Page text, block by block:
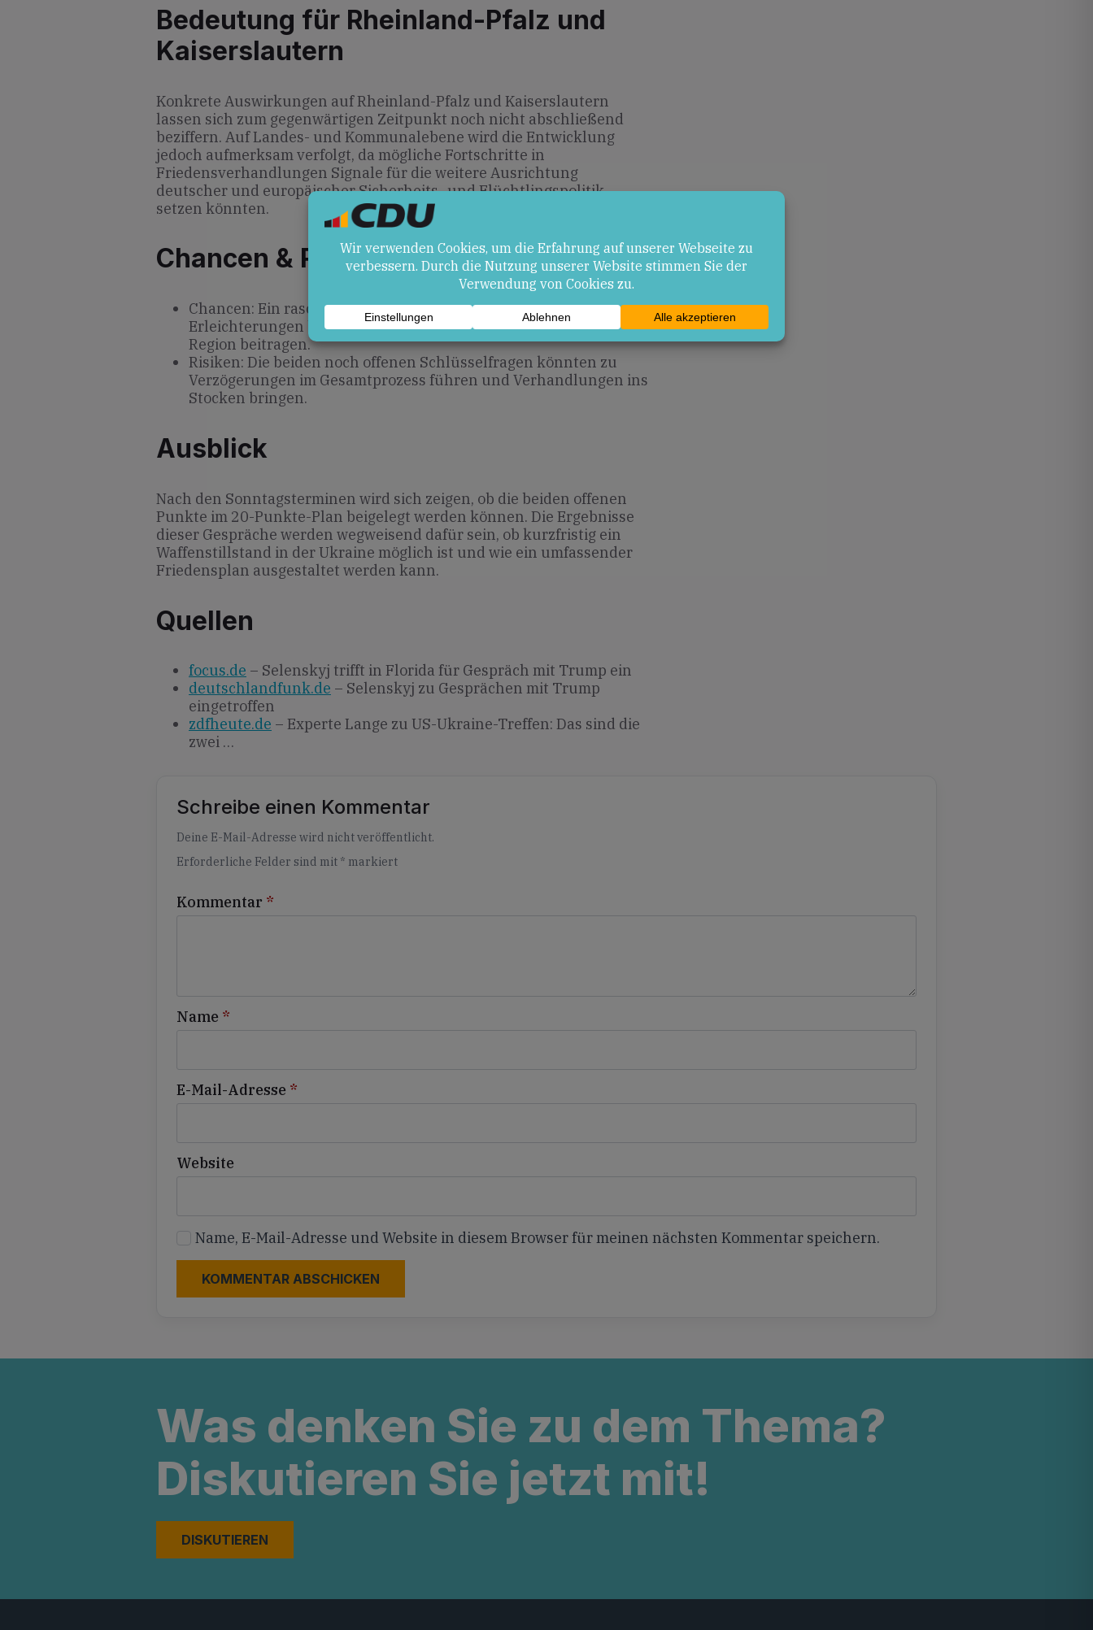
Bedeutung für Rheinland-Pfalz und
Kaiserslautern
Konkrete Auswirkungen auf Rheinland-Pfalz und Kaiserslautern
lassen sich zum gegenwärtigen Zeitpunkt noch nicht abschließend
beziffern. Auf Landes- und Kommunalebene wird die Entwicklung
jedoch aufmerksam verfolgt, da mögliche Fortschritte in
Friedensverhandlungen Signale für die weitere Ausrichtung
deutscher und europäischer Sicherheits- und Flüchtlingspolitik
setzen könnten.
Chancen & Risiken
Chancen: Ein rascher Waffenstillstand könnte humanitäre
Erleichterungen bringen und langfristig zur Stabilisierung der
Region beitragen.
Risiken: Die beiden noch offenen Schlüsselfragen könnten zu
Verzögerungen im Gesamtprozess führen und Verhandlungen ins
Stocken bringen.
Ausblick
Nach den Sonntagsterminen wird sich zeigen, ob die beiden offenen
Punkte im 20-Punkte-Plan beigelegt werden können. Die Ergebnisse
dieser Gespräche werden wegweisend dafür sein, ob kurzfristig ein
Waffenstillstand in der Ukraine möglich ist und wie ein umfassender
Friedensplan ausgestaltet werden kann.
Quellen
focus.de – Selenskyj trifft in Florida für Gespräch mit Trump ein
deutschlandfunk.de – Selenskyj zu Gesprächen mit Trump
eingetroffen
zdfheute.de – Experte Lange zu US-Ukraine-Treffen: Das sind die
zwei …
Schreibe einen Kommentar
Deine E-Mail-Adresse wird nicht veröffentlicht.
Erforderliche Felder sind mit * markiert
Kommentar *
Name *
E-Mail-Adresse *
Website
Name, E-Mail-Adresse und Website in diesem Browser für meinen nächsten Kommentar speichern.
Alternative:
Was denken Sie zu dem Thema?
Diskutieren Sie jetzt mit!
DISKUTIEREN